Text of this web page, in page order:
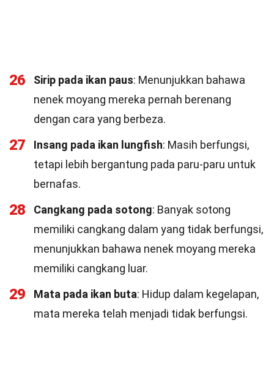
26 Sirip pada ikan paus: Menunjukkan bahawa
nenek moyang mereka pernah berenang
dengan cara yang berbeza.
27 Insang pada ikan lungfish: Masih berfungsi,
tetapi lebih bergantung pada paru-paru untuk
bernafas.
28 Cangkang pada sotong: Banyak sotong
memiliki cangkang dalam yang tidak berfungsi,
menunjukkan bahawa nenek moyang mereka
memiliki cangkang luar.
29 Mata pada ikan buta: Hidup dalam kegelapan,
mata mereka telah menjadi tidak berfungsi.